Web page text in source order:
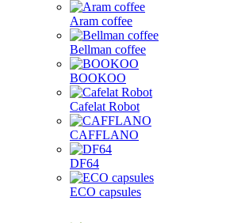
Aram coffee
Bellman coffee
BOOKOO
Cafelat Robot
CAFFLANO
DF64
ECO capsules